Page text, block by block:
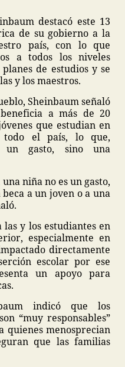
destacó este 13
de su gobierno a la
país, con lo que
a todos los niveles
de estudios y se
y los maestros.
Sheinbaum señaló
a más de 20
que estudian en
todo el país, lo que,
un gasto, sino una
niña no es un gasto,
a un joven o a una
las y los estudiantes en
especialmente en
directamente
escolar por ese
un apoyo para
indicó que los
“muy responsables”
quienes menosprecian
que las familias